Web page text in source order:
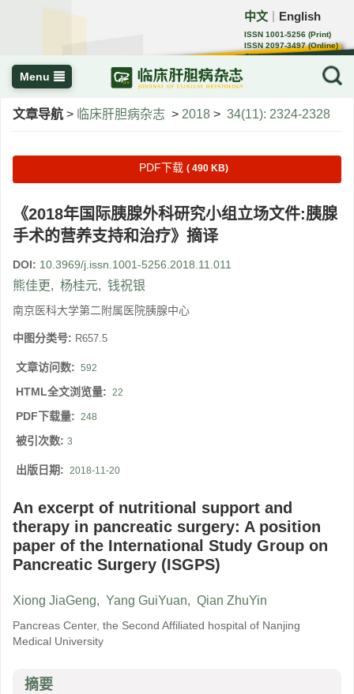
中文 English
ISSN 1001-5256 (Print)
ISSN 2097-3497 (Online)
CN 22-1108/R
Menu
文章导航 > 临床肝胆病杂志 > 2018 > 34(11): 2324-2328
PDF下载 ( 490 KB)
《2018年国际胰腺外科研究小组立场文件:胰腺
手术的营养支持和治疗》摘译
DOI: 10.3969/j.issn.1001-5256.2018.11.011
熊佳更, 杨桂元, 钱祝银
南京医科大学第二附属医院胰腺中心
中图分类号: R657.5
文章访问数: 592
HTML全文浏览量: 22
PDF下载量: 248
被引次数: 3
出版日期: 2018-11-20
An excerpt of nutritional support and
therapy in pancreatic surgery: A position
paper of the International Study Group on
Pancreatic Surgery (ISGPS)
Xiong JiaGeng, Yang GuiYuan, Qian ZhuYin
Pancreas Center, the Second Affiliated hospital of Nanjing
Medical University
摘要